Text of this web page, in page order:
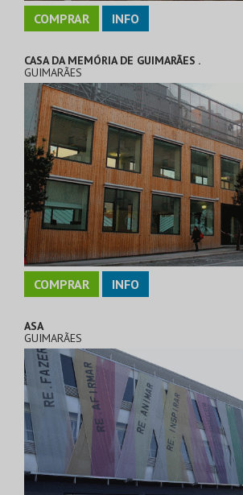
COMPRAR INFO
CASA DA MEMÓRIA DE GUIMARÃES .
GUIMARÃES
COMPRAR INFO
ASA
GUIMARÃES